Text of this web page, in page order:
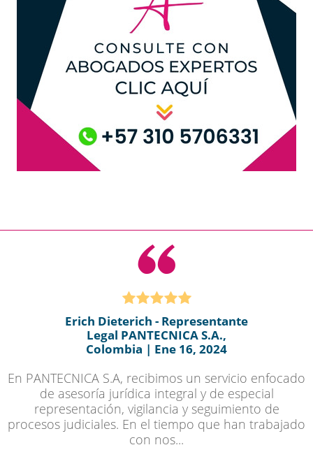
Erich Dieterich - Representante
Legal PANTECNICA S.A.,
Colombia | Ene 16, 2024
En PANTECNICA S.A, recibimos un servicio enfocado
de asesoría jurídica integral y de especial
representación, vigilancia y seguimiento de
procesos judiciales. En el tiempo que han trabajado
con nos...